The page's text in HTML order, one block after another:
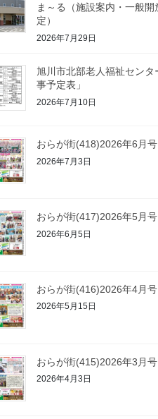
ま～る（施設案内・一般開
定）
2026年7月29日
旭川市北部老人福祉センタ
事予定表」
2026年7月10日
おらが街(418)2026年6月号
2026年7月3日
おらが街(417)2026年5月号
2026年6月5日
おらが街(416)2026年4月号
2026年5月15日
おらが街(415)2026年3月号
2026年4月3日